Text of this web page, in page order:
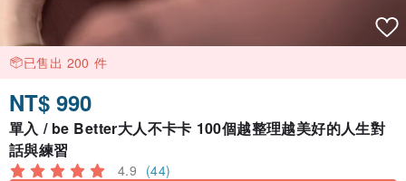
已售出 200 件
NT$ 990
單入 / be Better大人不卡卡 100個越整理越美好的人生對
話與練習
4.9 (44)